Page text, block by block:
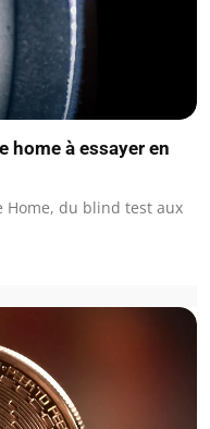
home à essayer en
Home, du blind test aux